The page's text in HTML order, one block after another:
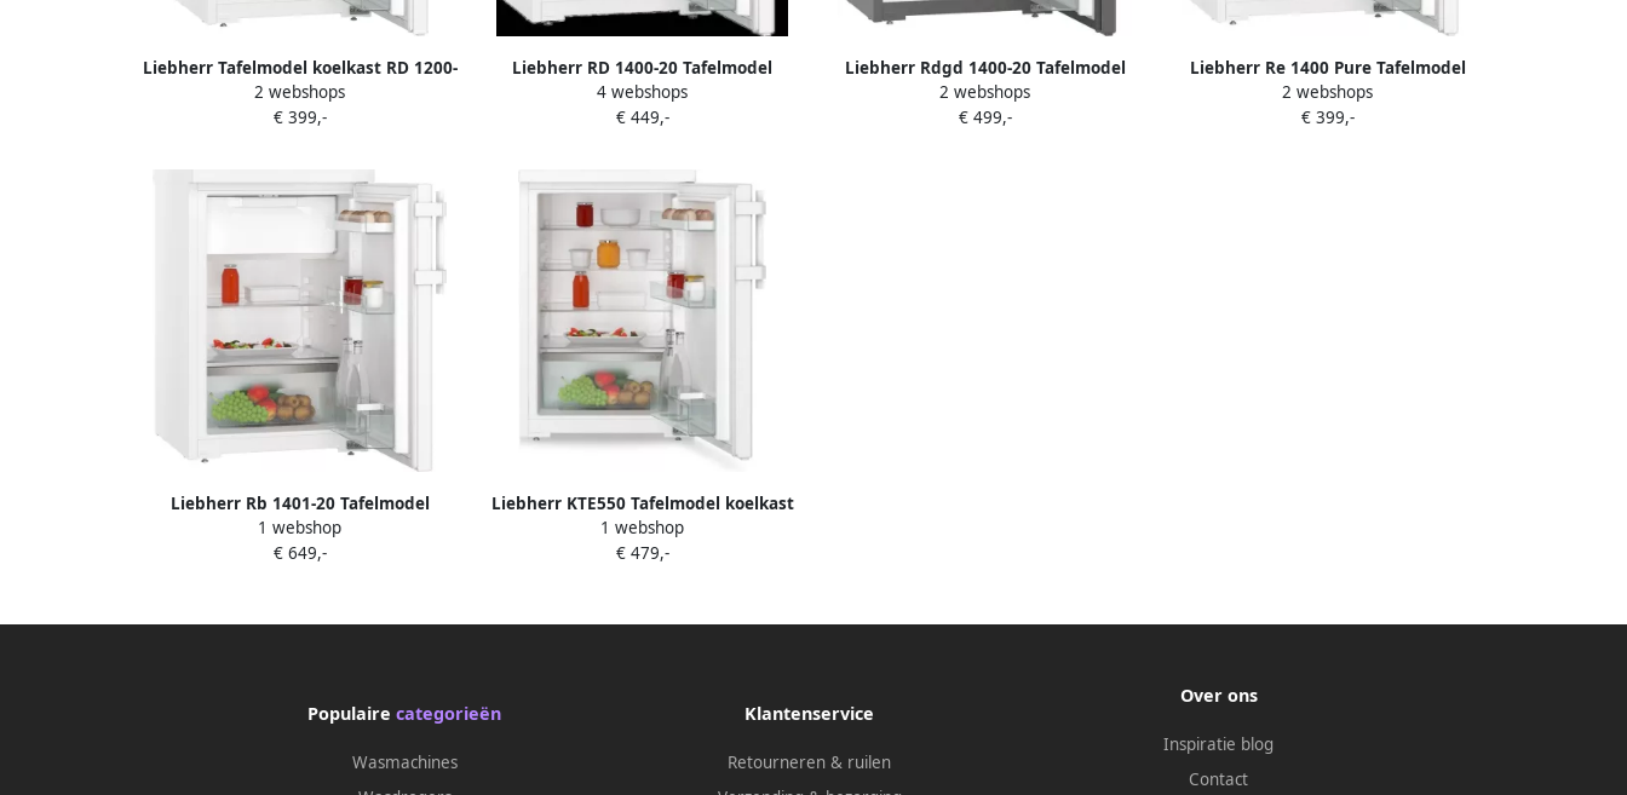
Liebherr Tafelmodel koelkast RD 1200-
20 | Koelkasten met ecocheques |
4016803094531
2 webshops
€ 399,-
Liebherr RD 1400-20 Tafelmodel
koelkast energiezuinig 125 liter 55 cm
breed Energielabel D Koelkast
4 webshops
€ 449,-
Liebherr Rdgd 1400-20 Tafelmodel
koelkast zonder vriesvak Grijs
2 webshops
€ 499,-
Liebherr Re 1400 Pure Tafelmodel
koelkast Vrijstaand 125 L E Wit
2 webshops
€ 399,-
Liebherr Rb 1401-20 Tafelmodel
koelkast zonder vriesvak Wit
1 webshop
€ 649,-
Liebherr KTE550 Tafelmodel koelkast
1 webshop
€ 479,-
Populaire categorieën
Wasmachines
Klantenservice
Retourneren & ruilen
Over ons
Inspiratie blog
Contact